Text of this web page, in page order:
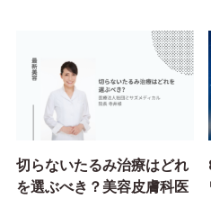
切らないたるみ治療はどれ
を選ぶべき？美容皮膚科医